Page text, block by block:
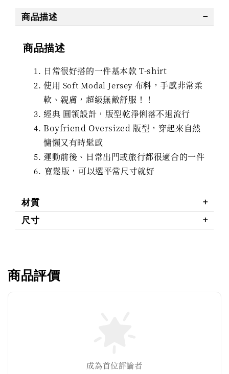
商品描述
商品描述
日常很好搭的一件基本款 T-shirt
使用 Soft Modal Jersey 布料，手感非常柔
軟、親膚，超級無敵舒服！！
經典 圓領設計 ，版型乾淨俐落不退流行
Boyfriend Oversized 版型 ，穿起來自然
慵懶又有時髦感
運動前後、日常出門或旅行都很適合的一件
寬鬆版，可以選平常尺寸就好
材質
尺寸
商品評價
成為首位評論者